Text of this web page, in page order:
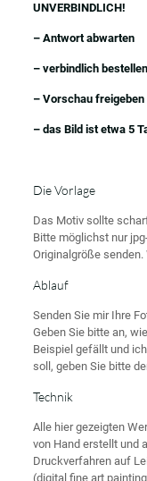
UNVERBINDLICH!
– Antwort abwarten
– verbindlich bestellen
– Vorschau freigeben
– das Bild ist etwa 5
Die Vorlage
Das Motiv sollte
Bitte möglichst nur
Originalgröße
Ablauf
Senden Sie mir Ihre
Geben Sie bitte an,
Beispiel gefällt und
soll, geben Sie bitte
Technik
Alle hier gezeigten
von Hand erstellt und
Druckverfahren auf
(digital fine art